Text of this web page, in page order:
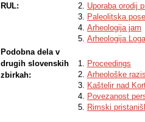
RUL:
Uporaba orodij
Paleolitska
Arheologija jam
Arheologija
Podobna dela v
drugih slovenskih
zbirkah:
Proceedings
Arheološke
Kaštelir nad
Povezanost
Rimski